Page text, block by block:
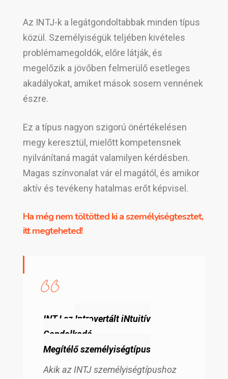
Az INTJ-k a legátgondoltabbak minden típus
közül. Személyiségük teljében kivételes
problémamegoldók, előre látják, és
megelőzik a jövőben felmerülő esetleges
akadályokat, amiket mások sosem vennének
észre.
Ez a típus nagyon szigorú önértékelésen
megy keresztül, mielőtt kompetensnek
nyilvánítaná magát valamilyen kérdésben.
Magas színvonalat vár el magától, és amikor
aktív és tevékeny hatalmas erőt képvisel.
Ha még nem töltötted ki a személyiségtesztet,
itt megteheted!
INTJ az Introvertált iNtuitív
Gondolkodó
Megítélőszemélyiségtípus
Akik az INTJ személyiségtípushoz